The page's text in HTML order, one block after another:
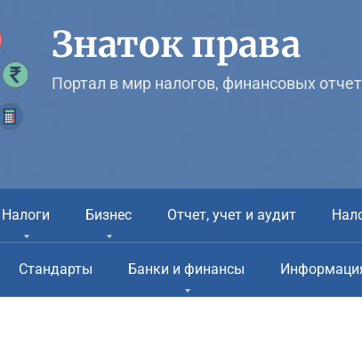
Знаток права
Портал в мир налогов, финансовых
Налоги Бизнес Отчет, учет и аудит
Стандарты Банки и финансы